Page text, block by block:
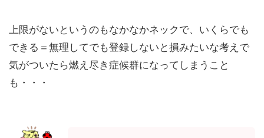
上限がないというのもなかなかネックで、いくらでも
できる＝無理してでも登録しないと損みたいな考えで
気がついたら燃え尽き症候群になってしまうこと
も・・・